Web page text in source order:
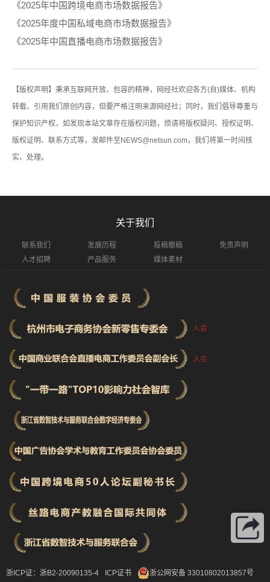
《2025年中国跨境电商市场数据报告》
《2025年度中国私域电商市场数据报告》
《2025年中国直播电商市场数据报告》
【版权声明】秉承互联网开放、包容的精神，网经社欢迎各方(自)媒体、机构
转载、引用我们原创内容，但要严格注明来源网经社；同时，我们倡导尊重与
保护知识产权，如发现本站文章存在版权问题，烦请将版权疑问、授权证明、
版权证明、联系方式等，发邮件至NEWS@netsun.com，我们将第一时间核
实、处理。
关于我们
联系我们 发展历程 投稿撤稿
免责声明
人才招聘
产品服务 媒体素材
入会
入会
浙ICP证：浙B2-20090135-4 ICP证书 浙公网安备 33010802013857号